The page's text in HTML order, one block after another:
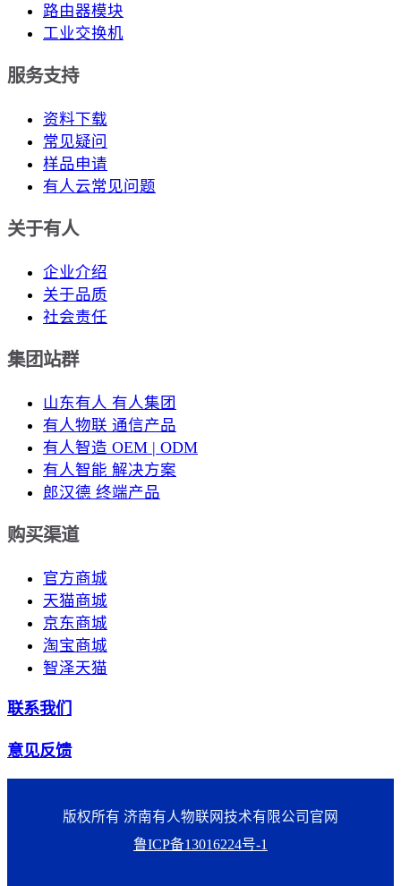
路由器模块
工业交换机
服务支持
资料下载
常见疑问
样品申请
有人云常见问题
关于有人
企业介绍
关于品质
社会责任
集团站群
山东有人 有人集团
有人物联 通信产品
有人智造 OEM | ODM
有人智能 解决方案
郎汉德 终端产品
购买渠道
官方商城
天猫商城
京东商城
淘宝商城
智泽天猫
联系我们
意见反馈
版权所有 济南有人物联网技术有限公司官网
鲁ICP备13016224号-1